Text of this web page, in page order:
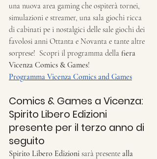
una nuova area gaming che ospiterà tornei,
simulazioni e streamer, una sala giochi ricca
di cabinati pe i nostalgici delle sale giochi dei
favolosi anni Ottanta e Novanta e tante altre
sorprese!  Scopri il programma della fiera
Vicenza Comics & Games!
Programma Vicenza Comics and Games
Comics & Games a Vicenza:
Spirito Libero Edizioni
presente per il terzo anno di
seguito
Spirito Libero Edizioni sarà presente alla